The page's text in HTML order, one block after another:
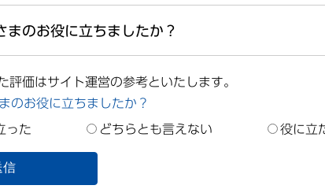
まのお役に立ちましたか？
評価はサイト運営の参考といたします。
のお役に立ちましたか？
った どちらとも言えない 役に立